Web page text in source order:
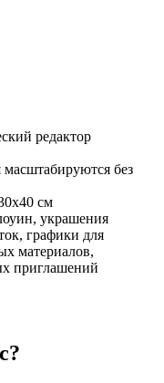
редактор
без
см
украшения
графики для
материалов,
приглашений